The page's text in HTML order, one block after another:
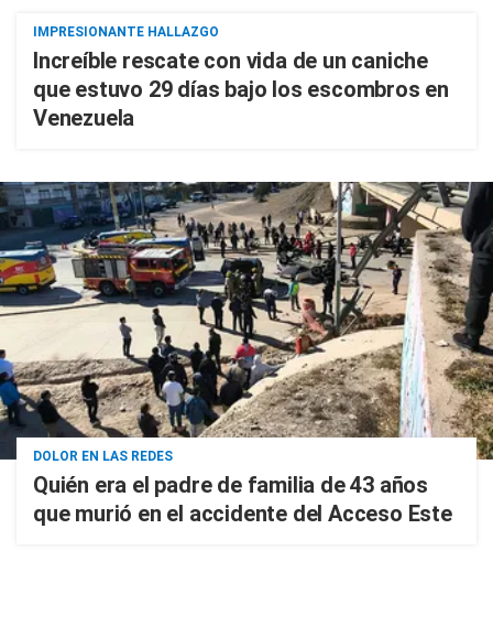
IMPRESIONANTE HALLAZGO
Increíble rescate con vida de un caniche
que estuvo 29 días bajo los escombros en
Venezuela
DOLOR EN LAS REDES
Quién era el padre de familia de 43 años
que murió en el accidente del Acceso Este